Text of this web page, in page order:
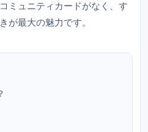
ミュニティカードがなく、す
が最大の魅力です。